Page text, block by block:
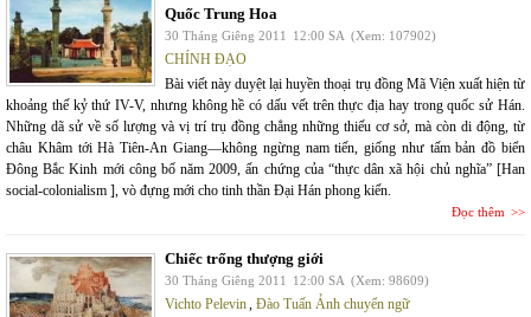
Quốc Trung Hoa
30 Tháng Giêng 2011 12:00 SA (Xem: 107902)
CHÍNH ĐẠO
Bài viết này duyệt lại huyền thoại trụ đồng Mã Viện xuất hiện từ
khoảng thế kỷ thứ IV-V, nhưng không hề có dấu vết trên thực địa hay trong quốc sử Hán.
Những dã sử về số lượng và vị trí trụ đồng chẳng những thiếu cơ sở, mà còn di động, từ
châu Khâm tới Hà Tiên-An Giang—không ngừng nam tiến, giống như tấm bản đồ biển
Đông Bắc Kinh mới công bố năm 2009, ấn chứng của “thực dân xã hội chủ nghĩa” [Han
social-colonialism ], vò đựng mới cho tinh thần Đại Hán phong kiến.
Đọc thêm
Chiếc trống thượng giới
30 Tháng Giêng 2011 12:00 SA (Xem: 98609)
Vichto Pelevin, Đào Tuấn Ảnh chuyển ngữ